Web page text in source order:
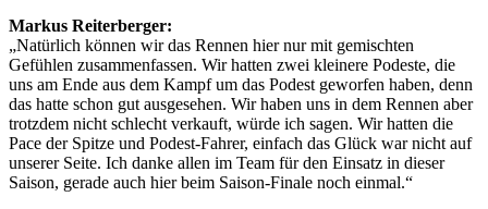
Markus Reiterberger:
„Natürlich können wir das Rennen hier nur mit gemischten
Gefühlen zusammenfassen. Wir hatten zwei kleinere Podeste, die
uns am Ende aus dem Kampf um das Podest geworfen haben, denn
das hatte schon gut ausgesehen. Wir haben uns in dem Rennen aber
trotzdem nicht schlecht verkauft, würde ich sagen. Wir hatten die
Pace der Spitze und Podest-Fahrer, einfach das Glück war nicht auf
unserer Seite. Ich danke allen im Team für den Einsatz in dieser
Saison, gerade auch hier beim Saison-Finale noch einmal.“